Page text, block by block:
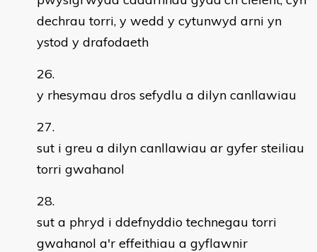
dechrau torri, y wedd y cytunwyd arni yn
ystod y drafodaeth
y rhesymau dros sefydlu a dilyn canllawiau
sut i greu a dilyn canllawiau ar gyfer steiliau
torri gwahanol
sut a phryd i ddefnyddio technegau torri
gwahanol a'r effeithiau a gyflawnir